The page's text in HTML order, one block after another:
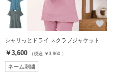
favorite
シャリっとドライ スクラブジャケット
￥3,600 （税込 ￥3,960 ）
ネーム刺繍